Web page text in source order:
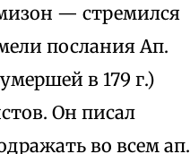
— стремился
послания Ап.
в 179 г.)
Он писал
во всем ап.